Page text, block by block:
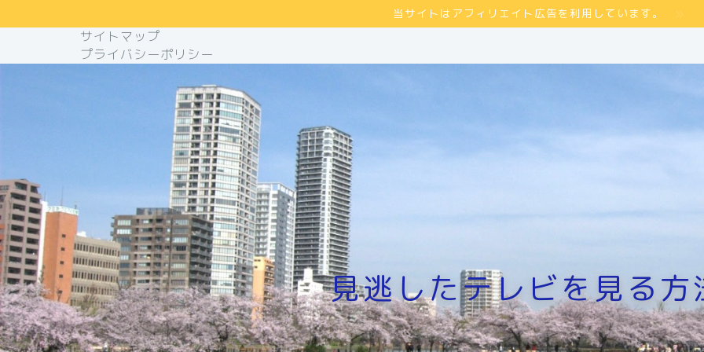
当サイトはアフィリエイト広告を利用しています。
サイトマップ
プライバシーポリシー
見逃したテレビを見る方